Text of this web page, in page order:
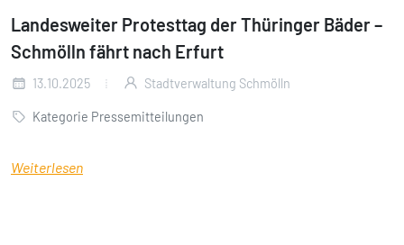
Landesweiter Protesttag der Thüringer Bäder –
Schmölln fährt nach Erfurt
13.10.2025 Stadtverwaltung Schmölln
Kategorie Pressemitteilungen
Weiterlesen